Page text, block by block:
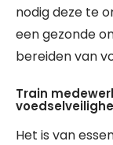
nodig deze te
een gezonde
bereiden van
Train
Het is van